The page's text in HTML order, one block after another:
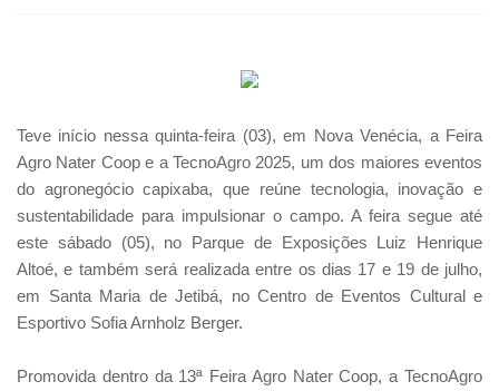
Teve início nessa quinta-feira (03), em Nova Venécia, a Feira
Agro Nater Coop e a TecnoAgro 2025, um dos maiores eventos
do agronegócio capixaba, que reúne tecnologia, inovação e
sustentabilidade para impulsionar o campo. A feira segue até
este sábado (05), no Parque de Exposições Luiz Henrique
Altoé, e também será realizada entre os dias 17 e 19 de julho,
em Santa Maria de Jetibá, no Centro de Eventos Cultural e
Esportivo Sofia Arnholz Berger.
Promovida dentro da 13ª Feira Agro Nater Coop, a TecnoAgro